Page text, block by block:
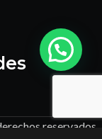
reservados.